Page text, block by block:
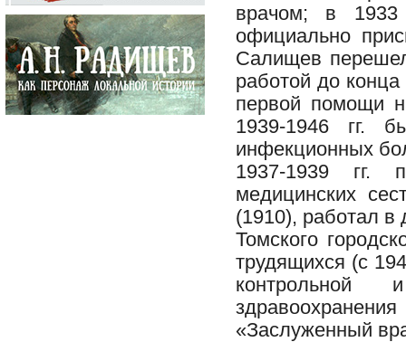
врачом; в 1933
официально
Салищев
работой до конца
первой помощи
1939-1946 гг.
инфекционных
1937-1939 гг.
медицинских
(1910), работал в
Томского
трудящихся (с
контрольной
«Заслуженный